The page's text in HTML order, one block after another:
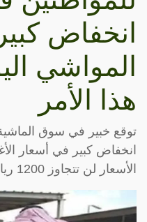
انخفاض
المواشي
هذا الأمر
توقع خبير في سوق الماشية
انخفاض كبير في أسعار
الأسعار لن تتجاوز 1200 ريالات وفق توقعاته للسوق.